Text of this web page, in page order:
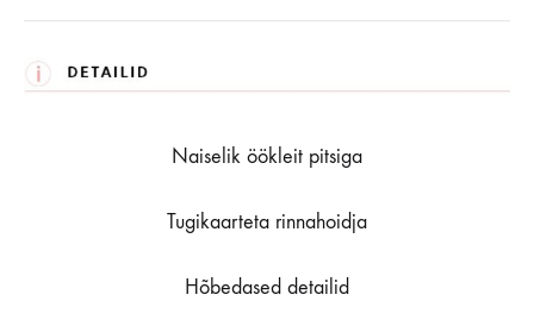
Naiselik öökleit pitsiga
Tugikaarteta rinnahoidja
Hõbedased detailid